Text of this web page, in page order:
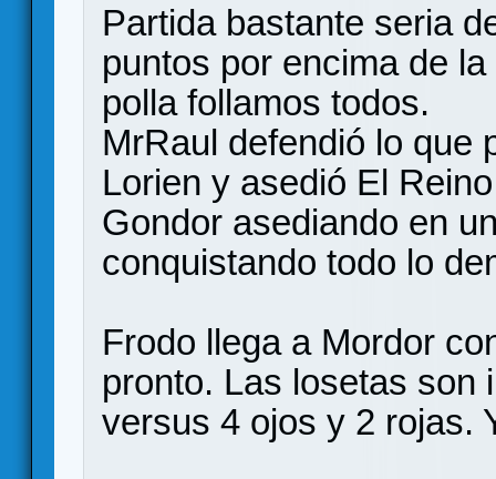
Partida bastante seria
puntos por encima de
polla follamos todos.
MrRaul defendió lo que
Lorien y asedió El
Gondor asediando en
conquistando todo lo
Frodo llega a Mordor
pronto. Las losetas son
versus 4 ojos y 2 rojas.